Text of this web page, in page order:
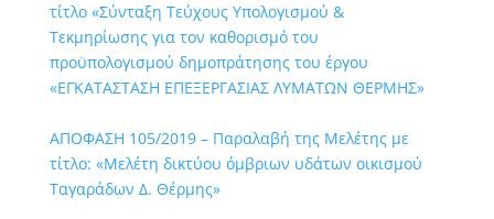
τίτλο «Σύνταξη Τεύχους Υπολογισμού &
Τεκμηρίωσης για τον καθορισμό του
προϋπολογισμού δημοπράτησης του έργου
«ΕΓΚΑΤΑΣΤΑΣΗ ΕΠΕΞΕΡΓΑΣΙΑΣ ΛΥΜΑΤΩΝ ΘΕΡΜΗΣ»
ΑΠΟΦΑΣΗ 105/2019 – Παραλαβή της Μελέτης με
τίτλο: «Μελέτη δικτύου όμβριων υδάτων οικισμού
Ταγαράδων Δ. Θέρμης»